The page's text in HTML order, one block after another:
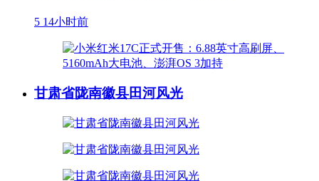
5 14小时前
甘肃省陇南徽县田河风光